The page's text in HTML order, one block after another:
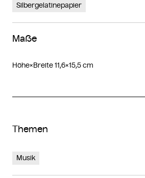
Silbergelatinepapier
Maße
Höhe×Breite 11,6×15,5 cm
Themen
Musik